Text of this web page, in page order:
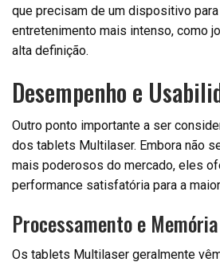
que precisam de um dispositivo
entretenimento mais intenso, como
alta definição.
Desempenho e
Outro ponto importante a ser
dos tablets Multilaser. Embora não
mais poderosos do mercado, eles
performance satisfatória para a
Processamento e Memória
Os tablets Multilaser geralmente